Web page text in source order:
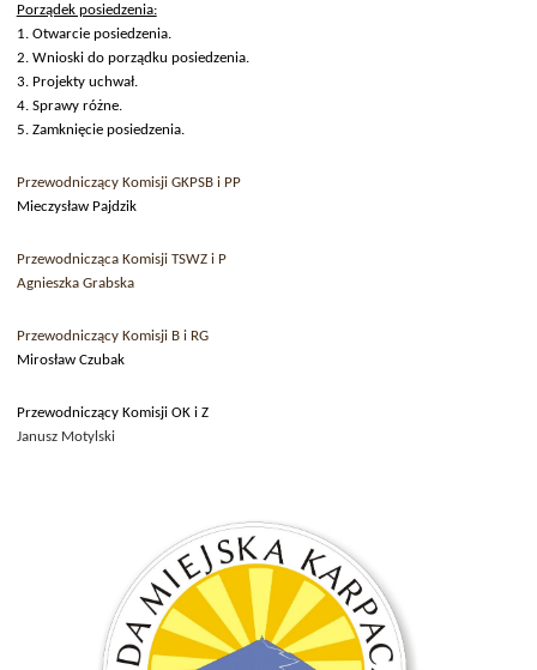
Porządek posiedzenia:
1. Otwarcie posiedzenia.
2. Wnioski do porządku posiedzenia.
3. Projekty uchwał.
4. Sprawy różne.
5. Zamknięcie posiedzenia.
Przewodniczący Komisji GKPSB i PP
Mieczysław Pajdzik
Przewodnicząca Komisji TSWZ i P
Agnieszka Grabska
Przewodniczący Komisji B i RG
Mirosław Czubak
Przewodniczący Komisji OK i Z
Janusz Motylski